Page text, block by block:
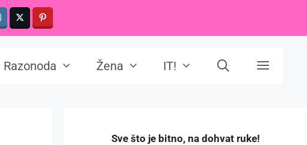
Razonoda Žena IT!
️Sve što je bitno, na dohvat ruke!